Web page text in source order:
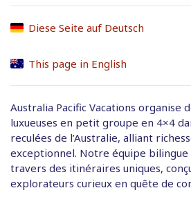
Diese Seite auf Deutsch
This page in English
Australia Pacific Vacations organise
luxueuses en petit groupe en 4×4
reculées de l’Australie, alliant
exceptionnel. Notre équipe bilingue
travers des itinéraires uniques,
explorateurs curieux en quête de